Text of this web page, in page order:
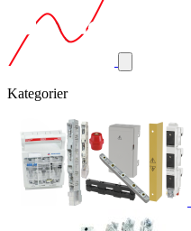
Kategorier